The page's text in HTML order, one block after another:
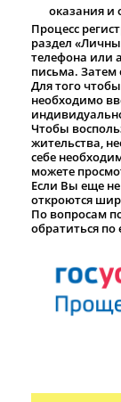
оказания и
Процесс
раздел
телефона или
письма. Затем
Для того
необходимо
Чтобы
жительства,
себе
можете
Если Вы еще
откроются
По вопросам
обратиться по